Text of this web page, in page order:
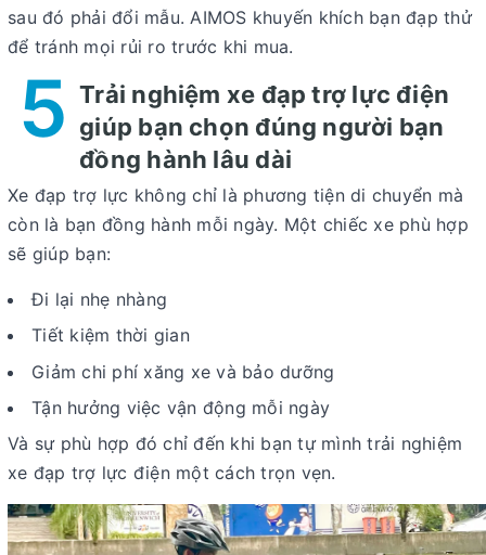
sau đó phải đổi mẫu. AIMOS khuyến khích bạn đạp thử
để tránh mọi rủi ro trước khi mua.
5 Trải nghiệm xe đạp trợ lực điện
giúp bạn chọn đúng người bạn
đồng hành lâu dài
Xe đạp trợ lực không chỉ là phương tiện di chuyển mà
còn là bạn đồng hành mỗi ngày. Một chiếc xe phù hợp
sẽ giúp bạn:
Đi lại nhẹ nhàng
Tiết kiệm thời gian
Giảm chi phí xăng xe và bảo dưỡng
Tận hưởng việc vận động mỗi ngày
Và sự phù hợp đó chỉ đến khi bạn tự mình trải nghiệm
xe đạp trợ lực điện một cách trọn vẹn.